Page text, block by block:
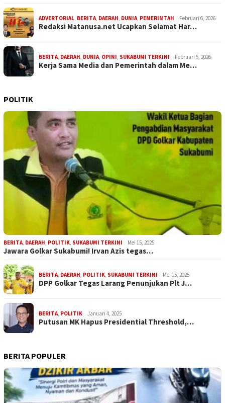
ADVERTORIAL, BERITA, DAERAH, DUNIA, PEMERINTAH Februari 6, 2026
Redaksi Matanusa.net Ucapkan Selamat Har…
BERITA, DAERAH, DUNIA, OPINI, SUKABUMI TERKINI Februari 5, 2026
Kerja Sama Media dan Pemerintah dalam Me…
POLITIK
BERITA, DAERAH, POLITIK, SUKABUMI TERKINI Mei 15, 2025
Jawara Golkar Sukabumi! Irvan Azis tegas…
BERITA, DAERAH, POLITIK, SUKABUMI TERKINI Mei 15, 2025
DPP Golkar Tegas Larang Penunjukan Plt J…
BERITA, POLITIK Januari 4, 2025
Putusan MK Hapus Presidential Threshold,…
BERITA POPULER